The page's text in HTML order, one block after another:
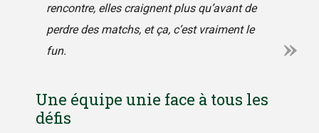
rencontre, elles craignent plus qu’avant de
perdre des matchs, et ça, c’est vraiment le
fun.
Une équipe unie face à tous les
défis